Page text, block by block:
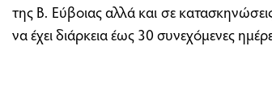
της Β. Εύβοιας αλλά και σε
να έχει διάρκεια έως 30 συνεχόμενες